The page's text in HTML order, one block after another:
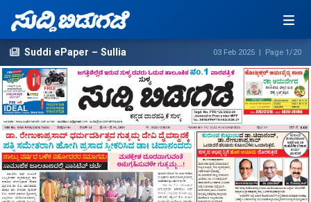
Suddi ePaper – Sullia 03 Feb 2025 | Page 1/20